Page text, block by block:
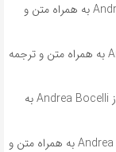
آهنگ ایتالیایی O Soave Fanciulla از Andrea Bocelli به همراه متن و
آهنگ ایتالیایی Nessun dorma از Andrea Bocelli به همراه متن و ترجمه
آهنگ ایتالیایی Nel blu, dipinto di blu (Volare) از Andrea Bocelli به
آهنگ ایتالیایی Libiamo ne’ lieti calici از Andrea Bocelli به همراه متن و